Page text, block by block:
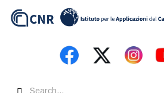
Search